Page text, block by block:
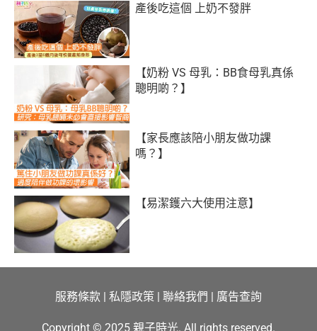
產後吃這個 上奶不發胖
【奶粉 VS 母乳：BB食母乳真係
聰明啲？】
【家長應該陪小朋友做功課
嗎？】
【易潔鑊六大使用注意】
服務條款 | 私隱政策 | 聯絡我們 | 廣告查詢
Copyright © 2025 親子時光. All rights reserved.